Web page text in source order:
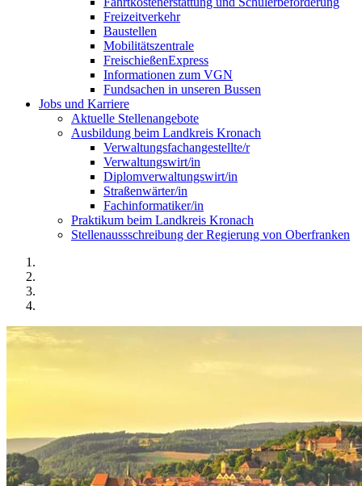
Freizeitverkehr
Baustellen
Mobilitätszentrale
FreischießenExpress
Informationen zum VGN
Fundsachen in unseren Bussen
Jobs und Karriere
Aktuelle Stellenangebote
Ausbildung beim Landkreis Kronach
Verwaltungsfachangestellte/r
Verwaltungswirt/in
Diplomverwaltungswirt/in
Straßenwärter/in
Fachinformatiker/in
Praktikum beim Landkreis Kronach
Stellenaussschreibung der Regierung von Oberfranken